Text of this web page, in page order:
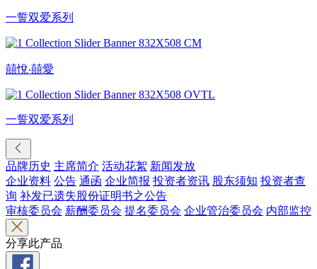
一誓双爱系列
囍悅‧囍愛
一誓双爱系列
品牌历史 主席简介 活动花絮 新闻发放
企业资料 公告 通函 企业简报 投资者资讯 股东须知 投资者查
询 补发已遗失股份证明书之公告
审核委员会 薪酬委员会 提名委员会 企业管治委员会 内部监控
分享此产品